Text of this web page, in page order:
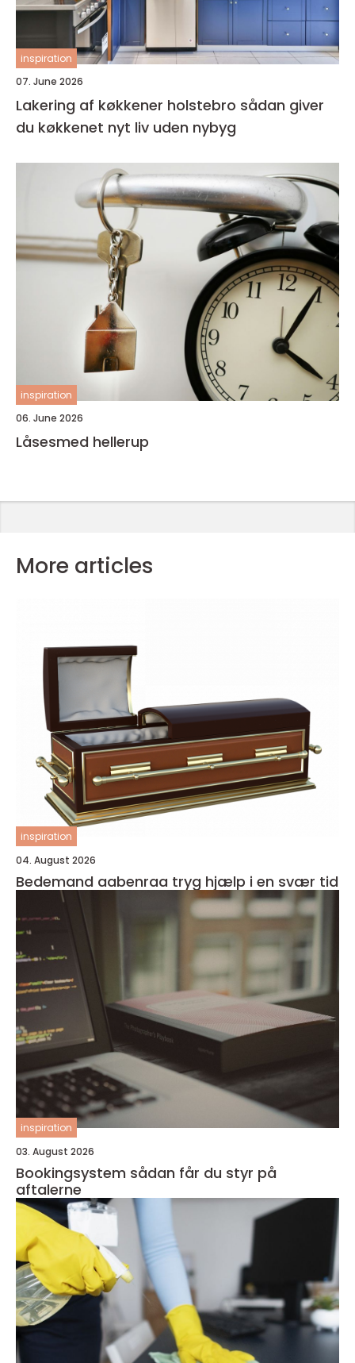
inspiration
07. June 2026
Lakering af køkkener holstebro sådan giver
du køkkenet nyt liv uden nybyg
inspiration
06. June 2026
Låsesmed hellerup
More articles
inspiration
04. August 2026
Bedemand aabenraa tryg hjælp i en svær tid
inspiration
03. August 2026
Bookingsystem sådan får du styr på
aftalerne